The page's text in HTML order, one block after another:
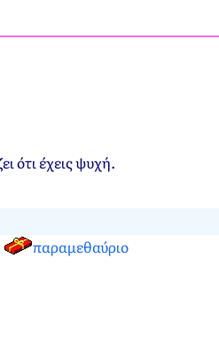
ότι έχεις ψυχή.
παραμεθαύριο